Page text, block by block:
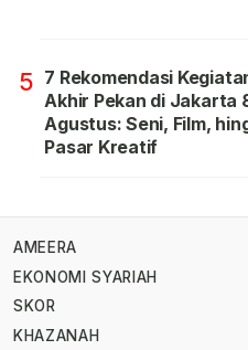
5 7 Rekomendasi
Akhir Pekan di Jakarta
Agustus: Seni, Film,
Pasar Kreatif
AMEERA
EKONOMI SYARIAH
SKOR
KHAZANAH